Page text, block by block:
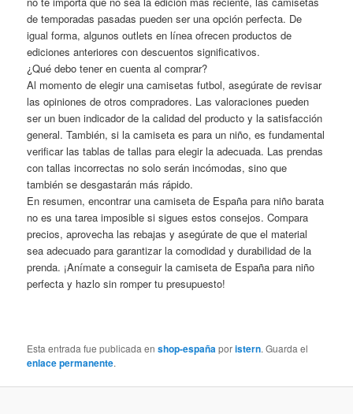
de temporadas pasadas pueden ser una opción perfecta. De
igual forma, algunos outlets en línea ofrecen productos de
ediciones anteriores con descuentos significativos.
¿Qué debo tener en cuenta al comprar?
Al momento de elegir una camisetas futbol, asegúrate de revisar
las opiniones de otros compradores. Las valoraciones pueden
ser un buen indicador de la calidad del producto y la satisfacción
general. También, si la camiseta es para un niño, es fundamental
verificar las tablas de tallas para elegir la adecuada. Las prendas
con tallas incorrectas no solo serán incómodas, sino que
también se desgastarán más rápido.
En resumen, encontrar una camiseta de España para niño barata
no es una tarea imposible si sigues estos consejos. Compara
precios, aprovecha las rebajas y asegúrate de que el material
sea adecuado para garantizar la comodidad y durabilidad de la
prenda. ¡Anímate a conseguir la camiseta de España para niño
perfecta y hazlo sin romper tu presupuesto!
Esta entrada fue publicada enshop-españaporistern. Guarda el
enlace permanente.